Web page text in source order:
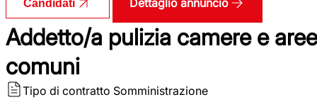
Candidati
Addetto/a pulizia camere e aree
comuni
Tipo di contratto Somministrazione